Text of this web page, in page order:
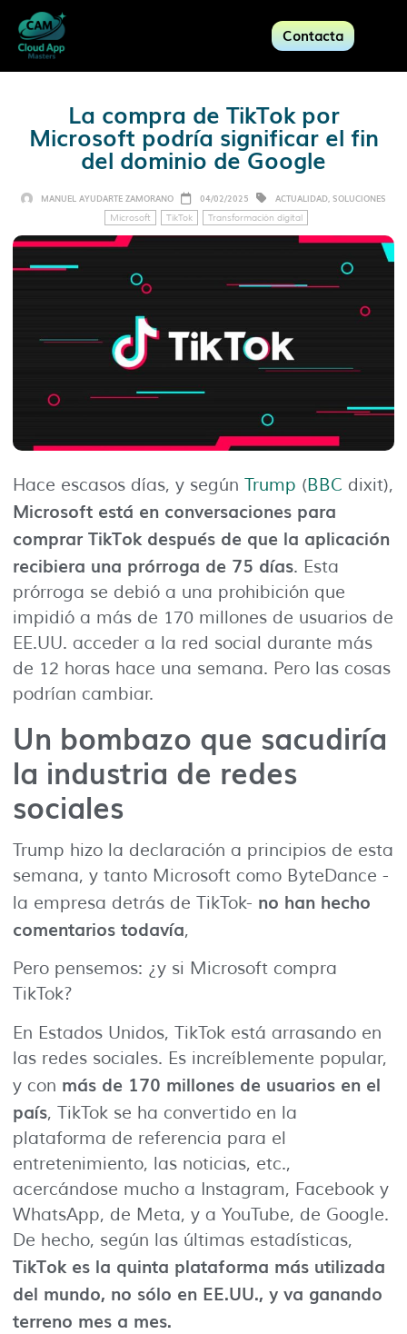
Contacta
La compra de TikTok por
Microsoft podría significar el fin
del dominio de Google
MANUEL AYUDARTE ZAMORANO 04/02/2025 ACTUALIDAD, SOLUCIONES
Microsoft TikTok Transformación digital
Hace escasos días, y según Trump (BBC dixit),
Microsoft está en conversaciones para
comprar TikTok después de que la aplicación
recibiera una prórroga de 75 días. Esta
prórroga se debió a una prohibición que
impidió a más de 170 millones de usuarios de
EE.UU. acceder a la red social durante más
de 12 horas hace una semana. Pero las cosas
podrían cambiar.
Un bombazo que sacudiría
la industria de redes
sociales
Trump hizo la declaración a principios de esta
semana, y tanto Microsoft como ByteDance -
la empresa detrás de TikTok- no han hecho
comentarios todavía,
Pero pensemos: ¿y si Microsoft compra
TikTok?
En Estados Unidos, TikTok está arrasando en
las redes sociales. Es increíblemente popular,
y con más de 170 millones de usuarios en el
país, TikTok se ha convertido en la
plataforma de referencia para el
entretenimiento, las noticias, etc.,
acercándose mucho a Instagram, Facebook y
WhatsApp, de Meta, y a YouTube, de Google.
De hecho, según las últimas estadísticas,
TikTok es la quinta plataforma más utilizada
del mundo, no sólo en EE.UU., y va ganando
terreno mes a mes.